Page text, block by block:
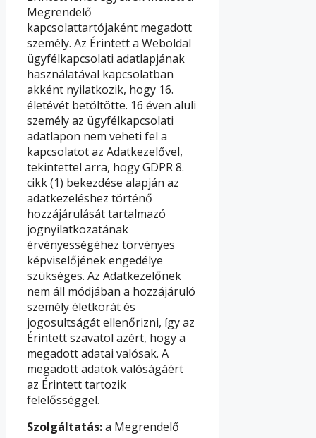
Megrendelő
kapcsolattartójaként megadott
személy. Az Érintett a Weboldal
ügyfélkapcsolati adatlapjának
használatával kapcsolatban
akként nyilatkozik, hogy 16.
életévét betöltötte. 16 éven aluli
személy az ügyfélkapcsolati
adatlapon nem veheti fel a
kapcsolatot az Adatkezelővel,
tekintettel arra, hogy GDPR 8.
cikk (1) bekezdése alapján az
adatkezeléshez történő
hozzájárulását tartalmazó
jognyilatkozatának
érvényességéhez törvényes
képviselőjének engedélye
szükséges. Az Adatkezelőnek
nem áll módjában a hozzájáruló
személy életkorát és
jogosultságát ellenőrizni, így az
Érintett szavatol azért, hogy a
megadott adatai valósak. A
megadott adatok valóságáért
az Érintett tartozik
felelősséggel.
Szolgáltatás:a Megrendelő